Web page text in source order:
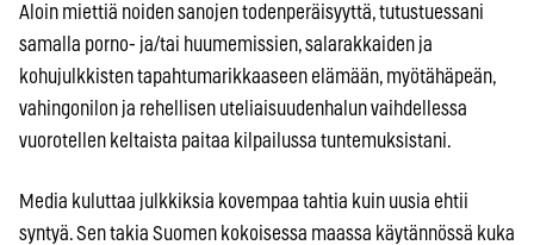
Aloin miettiä noiden sanojen todenperäisyyttä, tutustuessani
samalla porno- ja/tai huumemissien, salarakkaiden ja
kohujulkkisten tapahtumarikkaaseen elämään, myötähäpeän,
vahingonilon ja rehellisen uteliaisuudenhalun vaihdellessa
vuorotellen keltaista paitaa kilpailussa tuntemuksistani.
Media kuluttaa julkkiksia kovempaa tahtia kuin uusia ehtii
syntyä. Sen takia Suomen kokoisessa maassa käytännössä kuka